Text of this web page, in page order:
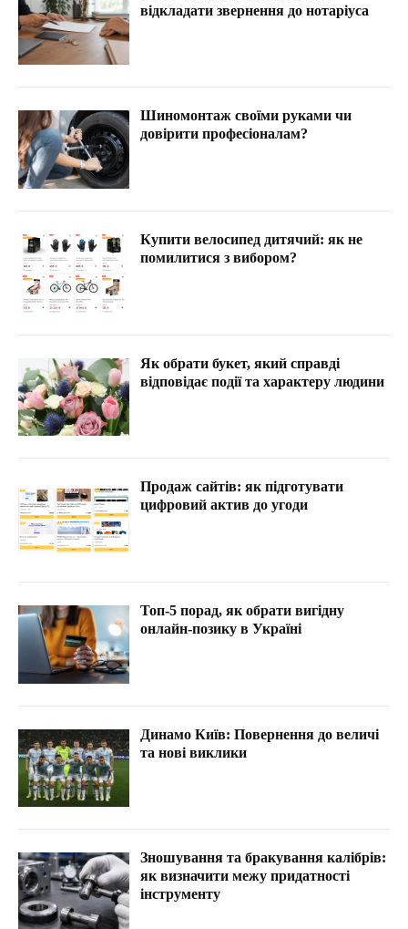
відкладати звернення до нотаріуса
Шиномонтаж своїми руками чи
довірити професіоналам?
Купити велосипед дитячий: як не
помилитися з вибором?
Як обрати букет, який справді
відповідає події та характеру людини
Продаж сайтів: як підготувати
цифровий актив до угоди
Топ-5 порад, як обрати вигідну
онлайн-позику в Україні
Динамо Київ: Повернення до величі
та нові виклики
Зношування та бракування калібрів:
як визначити межу придатності
інструменту